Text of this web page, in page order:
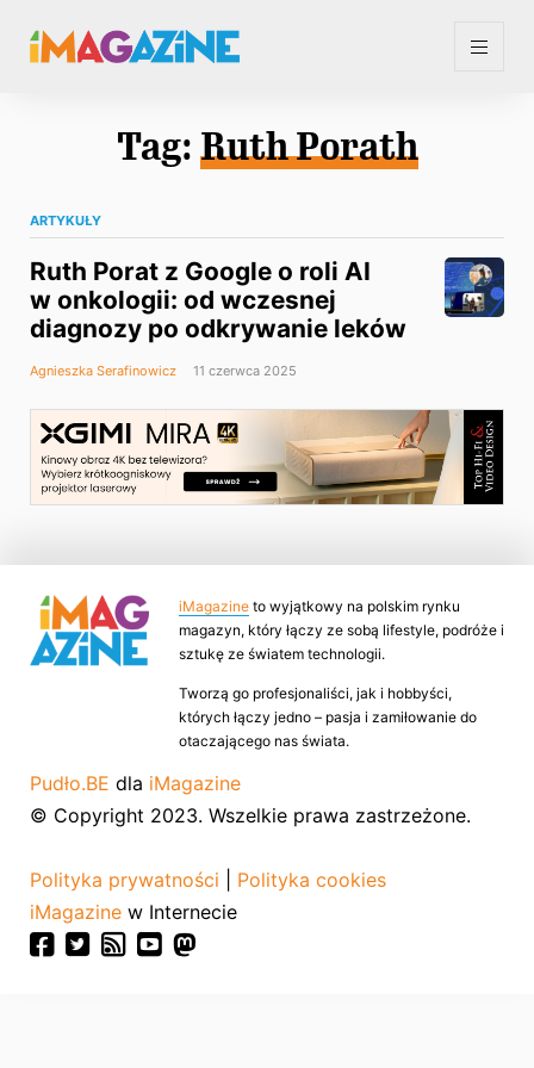
Tag: Ruth Porath
ARTYKUŁY
Ruth Porat z Google o roli AI
w onkologii: od wczesnej
diagnozy po odkrywanie leków
Agnieszka Serafinowicz 11 czerwca 2025
iMagazine to wyjątkowy na polskim rynku
magazyn, który łączy ze sobą lifestyle, podróże i
sztukę ze światem technologii.
Tworzą go profesjonaliści, jak i hobbyści,
których łączy jedno – pasja i zamiłowanie do
otaczającego nas świata.
Pudło.BE dla iMagazine
© Copyright 2023. Wszelkie prawa zastrzeżone.
Polityka prywatności
Polityka cookies
iMagazine w Internecie